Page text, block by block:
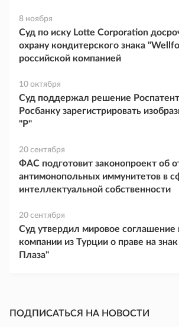
8 ноября
Суд по иску Lotte Corporation
охрану кондитерского знака
российской компанией
10 октября
Суд поддержал решение
Росбанку зарегистрировать
"Р"
20 сентября
ФАС подготовит законопроект об
антимонопольных иммунитетов в
интеллектуальной собственности
20 сентября
Суд утвердил мировое соглашение
компании из Турции о праве на
Плаза"
ПОДПИСАТЬСЯ НА НОВОСТИ